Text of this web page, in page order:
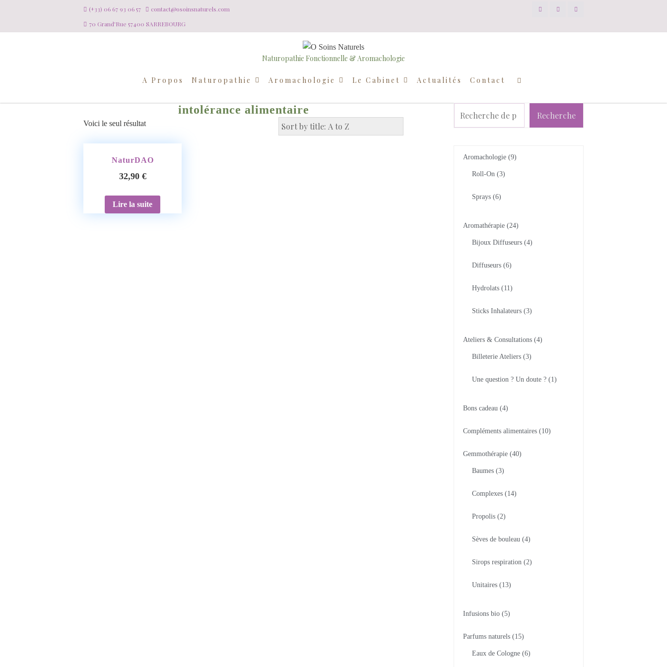
(+33) 06 67 93 06 57
contact@osoinsnaturels.com
70 Grand'Rue 57400 SARREBOURG
Naturopathie Fonctionnelle & Aromachologie
A Propos Naturopathie Aromachologie Le Cabinet Actualités Contact
intolérance alimentaire
Voici le seul résultat
NaturDAO
32,90 €
Lire la suite
Recherche
Aromachologie 9
Roll-On 3
Sprays 6
Aromathérapie 24
Bijoux Diffuseurs 4
Diffuseurs 6
Hydrolats 11
Sticks Inhalateurs 3
Ateliers & Consultations 4
Billeterie Ateliers 3
Une question ? Un doute ? 1
Bons cadeau 4
Compléments alimentaires 10
Gemmothérapie 40
Baumes 3
Complexes 14
Propolis 2
Sèves de bouleau 4
Sirops respiration 2
Unitaires 13
Infusions bio 5
Parfums naturels 15
Eaux de Cologne 6